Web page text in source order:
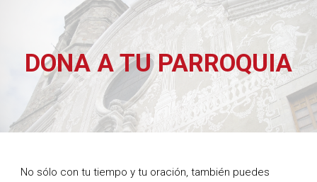
DONA A TU PARROQUIA
No sólo con tu tiempo y tu oración, también puedes